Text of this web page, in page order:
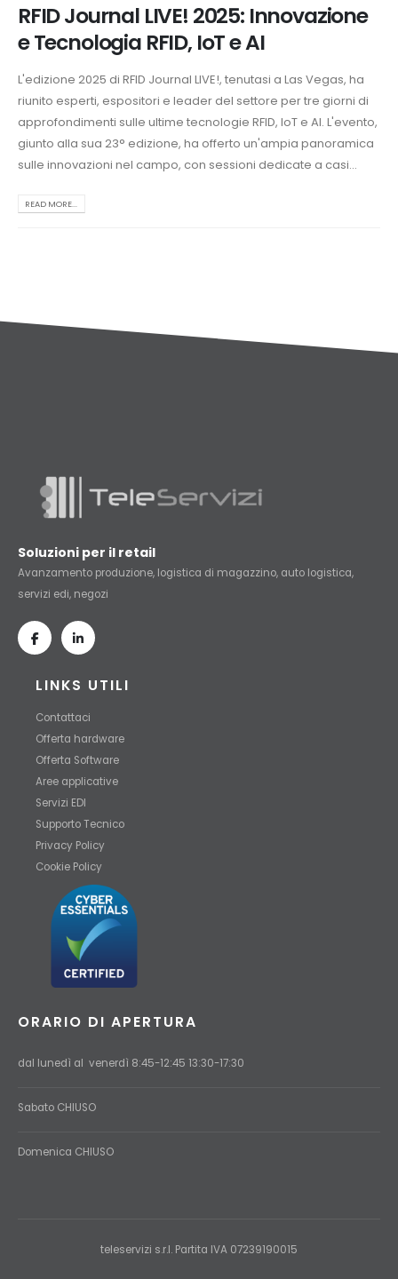
RFID Journal LIVE! 2025: Innovazione
e Tecnologia RFID, IoT e AI
L'edizione 2025 di RFID Journal LIVE!, tenutasi a Las Vegas, ha
riunito esperti, espositori e leader del settore per tre giorni di
approfondimenti sulle ultime tecnologie RFID, IoT e AI. L'evento,
giunto alla sua 23° edizione, ha offerto un'ampia panoramica
sulle innovazioni nel campo, con sessioni dedicate a casi...
READ MORE...
Soluzioni per il retail
Avanzamento produzione, logistica di magazzino, auto logistica,
servizi edi, negozi
LINKS UTILI
Contattaci
Offerta hardware
Offerta Software
Aree applicative
Servizi EDI
Supporto Tecnico
Privacy Policy
Cookie Policy
ORARIO DI APERTURA
dal lunedì al venerdì 8:45-12:45 13:30-17:30
Sabato CHIUSO
Domenica CHIUSO
teleservizi s.r.l. Partita IVA 07239190015